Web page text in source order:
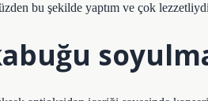
bu şekilde yaptım ve çok